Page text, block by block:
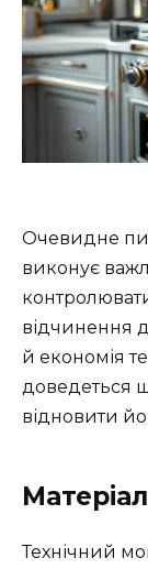
Очевидне
виконує
відчинення
й економія
доведеться
відновити
Технічний